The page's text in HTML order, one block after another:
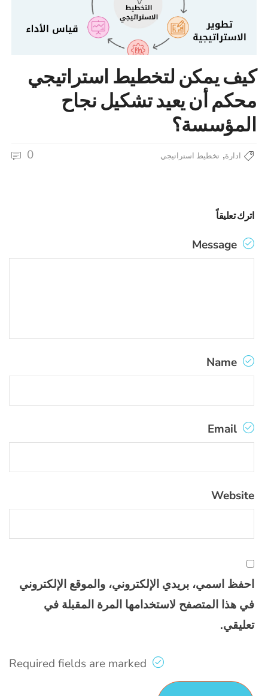
كيف يمكن لتخطيط استراتيجي
محكم أن يعيد تشكيل نجاح
المؤسسة؟
ادارة, تخطيط استراتيجي 0
اترك تعليقاً
Message
Name
Email
Website
احفظ اسمي، بريدي الإلكتروني، والموقع الإلكتروني
في هذا المتصفح لاستخدامها المرة المقبلة في
تعليقي.
Required fields are marked